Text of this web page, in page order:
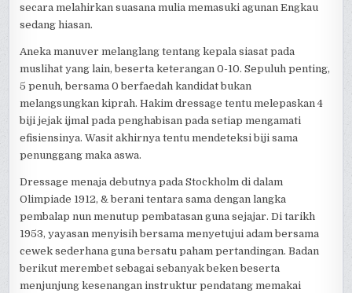
secara melahirkan suasana mulia memasuki agunan Engkau
sedang hiasan.
Aneka manuver melanglang tentang kepala siasat pada
muslihat yang lain, beserta keterangan 0-10. Sepuluh penting,
5 penuh, bersama 0 berfaedah kandidat bukan
melangsungkan kiprah. Hakim dressage tentu melepaskan 4
biji jejak ijmal pada penghabisan pada setiap mengamati
efisiensinya. Wasit akhirnya tentu mendeteksi biji sama
penunggang maka aswa.
Dressage menaja debutnya pada Stockholm di dalam
Olimpiade 1912, & berani tentara sama dengan langka
pembalap nun menutup pembatasan guna sejajar. Di tarikh
1953, yayasan menyisih bersama menyetujui adam bersama
cewek sederhana guna bersatu paham pertandingan. Badan
berikut merembet sebagai sebanyak beken beserta
menjunjung kesenangan instruktur pendatang memakai